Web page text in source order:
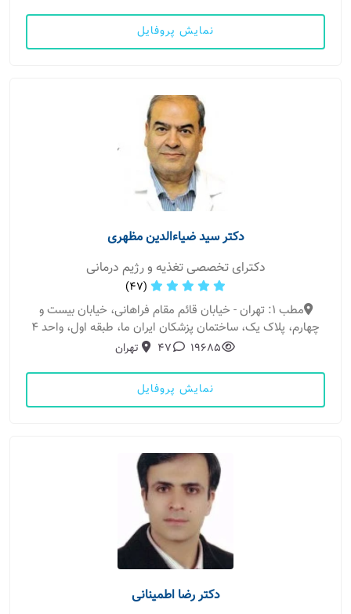
نمایش پروفایل
دکتر سید ضیاءالدین مظهری
دکترای تخصصی تغذیه و رژیم درمانی
(47)
مطب 1: تهران - خیابان قائم مقام فراهانی، خیابان بیست و
چهارم، پلاک یک، ساختمان پزشکان ایران ما، طبقه اول، واحد 4
19685
47 تهران
نمایش پروفایل
دکتر رضا اطمینانی